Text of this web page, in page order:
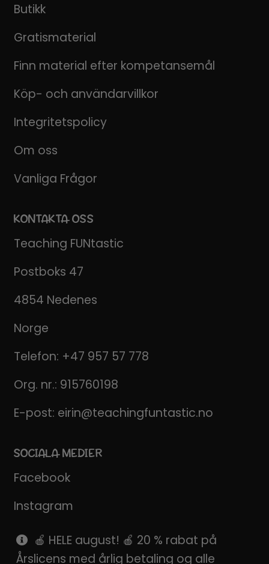
Butikk
Gratismaterial
Finn material efter kompetansemål
Köp- och användarvillkor
Integritetspolicy
Om oss
Vanliga Frågor
KONTAKTA OSS
Teaching FUNtastic
Postboks 47
4854 Nedenes
Norge
Telefon: +47 957 57 778
Org. nr.: 915760198
E-post: eirin@teachingfuntastic.no
SOCIALA MEDIER
Facebook
Instagram
Pinterest
🍎 HELE august! 🍎 20 % rabat på
Årslicens med årlig betaling og alle